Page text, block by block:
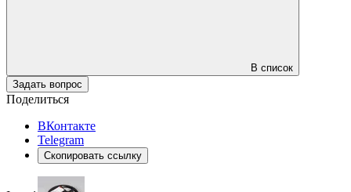
В список
Задать вопрос
Поделиться
ВКонтакте
Telegram
Скопировать ссылку